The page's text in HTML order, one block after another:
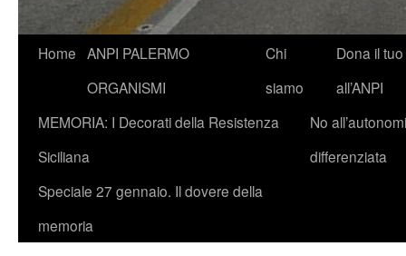
Vai
contenuto
Home ANPI PALERMO
ORGANISMI
Chi
siamo
Dona il
all’ANPI
MEMORIA: I Decorati della Resistenza
Siciliana
No
differenziata
Speciale 27 gennaio. Il dovere della
memoria